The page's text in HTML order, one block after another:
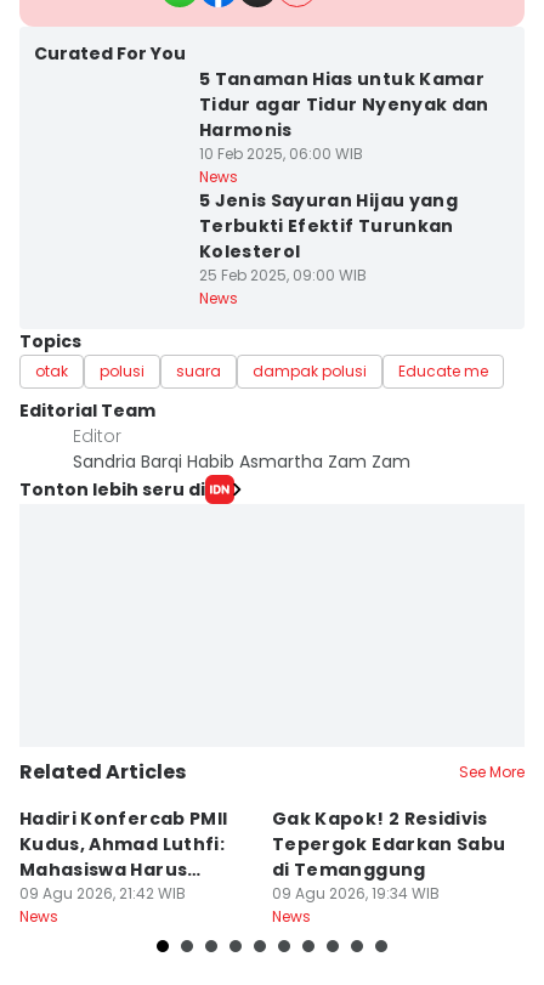
Curated For You
5 Tanaman Hias untuk Kamar
Tidur agar Tidur Nyenyak dan
Harmonis
10 Feb 2025, 06:00 WIB
News
5 Jenis Sayuran Hijau yang
Terbukti Efektif Turunkan
Kolesterol
25 Feb 2025, 09:00 WIB
News
Topics
otak polusi suara dampak polusi Educate me
Editorial Team
Editor
Sandria Barqi Habib Asmartha Zam Zam
Tonton lebih seru di
Related Articles See More
Hadiri Konfercab PMII
Kudus, Ahmad Luthfi:
Mahasiswa Harus
Konstruktif
09 Agu 2026, 21:42 WIB
News
Gak Kapok! 2 Residivis
Tepergok Edarkan Sabu
di Temanggung
09 Agu 2026, 19:34 WIB
News